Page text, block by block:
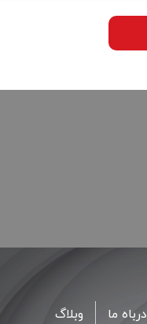
درباه ما وبلاگ